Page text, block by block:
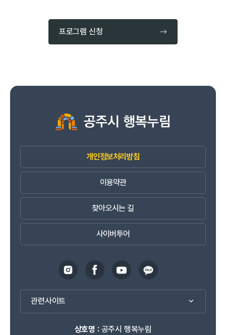
프로그램 신청
개인정보처리방침
이용약관
찾아오시는 길
사이버투어
관련사이트
상호명 :공주시 행복누림